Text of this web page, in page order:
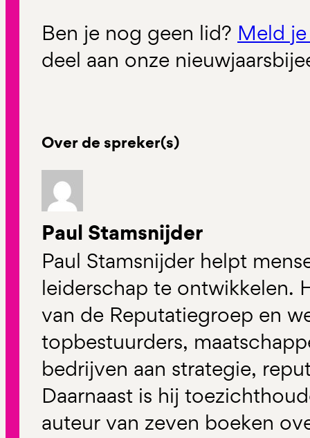
Ben je nog geen lid? Meld
deel aan onze
Over de spreker(s)
Paul Stamsnijder
Paul Stamsnijder helpt
leiderschap te ontwikkelen.
van de Reputatiegroep en
topbestuurders,
bedrijven aan strategie,
Daarnaast is hij
auteur van zeven boeken